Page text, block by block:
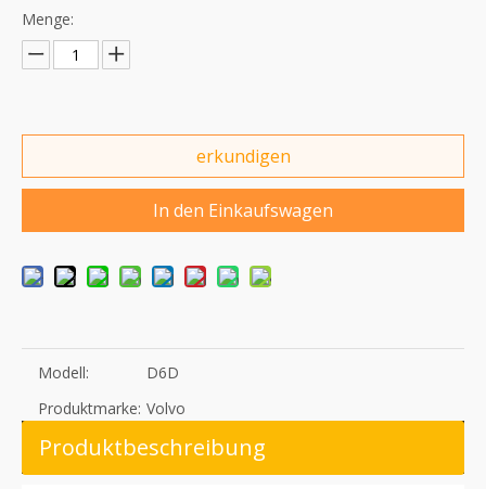
Menge:
erkundigen
In den Einkaufswagen
Modell:
D6D
Produktmarke: Volvo
Produktbeschreibung